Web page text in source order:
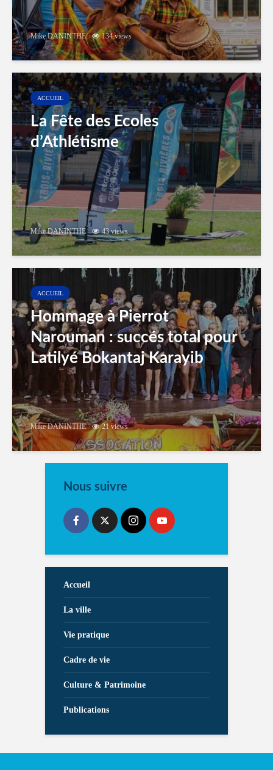
Mike DANINTHE 134 views
ACCUEIL
La Fête des Ecoles
d’Athlétisme
Mike DANINTHE 43 views
ACCUEIL
Hommage à Pierrot
Narouman : succés total pour
Latilyé Bokantaj Karayib
Mike DANINTHE 21 views
Nous suivre
Accueil
La ville
Vie pratique
Cadre de vie
Culture & Patrimoine
Publications